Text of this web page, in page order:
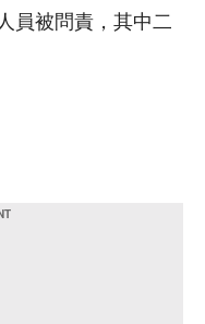
員被問責，其中二